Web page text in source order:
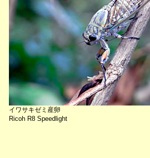
イワサキゼミ産卵
Ricoh R8 Speedlight